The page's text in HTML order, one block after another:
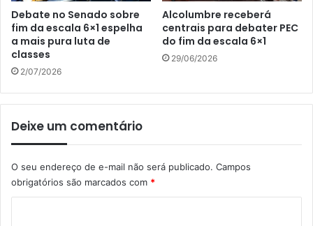
Debate no Senado sobre
fim da escala 6×1 espelha
a mais pura luta de
classes
2/07/2026
Alcolumbre receberá
centrais para debater PEC
do fim da escala 6×1
29/06/2026
Deixe um comentário
O seu endereço de e-mail não será publicado. Campos
obrigatórios são marcados com *